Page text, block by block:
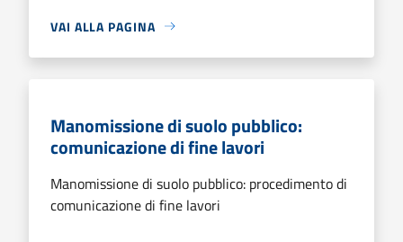
VAI ALLA PAGINA
Manomissione di suolo pubblico:
comunicazione di fine lavori
Manomissione di suolo pubblico: procedimento di
comunicazione di fine lavori